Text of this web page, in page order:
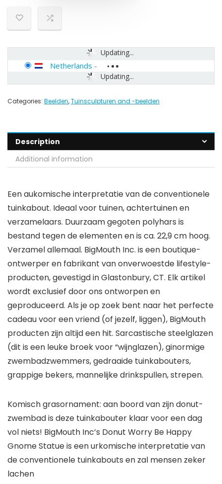
Updating...
Updating...
Netherlands -
Categories: Beelden,Tuinsculpturen and -beelden
Description
Additional information
Een aukomische interpretatie van de conventionele
tuinkabout. Ideaal voor tuinen, achtertuinen en
verzamelaars. Duurzaam gegoten polyhars is
bestand tegen de elementen en is ca. 22,9 cm hoog.
Verzamel allemaal. BigMouth Inc. is een boutique-
ontwerper en fabrikant van onverwoestde lifestyle-
producten, gevestigd in Glastonbury, CT. Elk artikel
wordt exclusief door ons ontworpen en
geproduceerd. Als je op zoek bent naar het perfecte
cadeau voor een vriend (of jezelf, liggen), BigMouth
producten zijn altijd een hit. Sarcastische steelglazen
(dit is een leuke broek voor “wijnglazen), ginormige
zwembadzwemmers, gedraaide tuinkabouters,
grappige bekers, mannelijke drinkspullen, strepen.
Komisch grasornament: aan boord van zijn donut-
zwembad is deze tuinkabouter klaar voor een dag
vol niets! BigMouth Inc’s Donut Worry Be Happy
Gnome Statue is een urkomische interpretatie van
de conventionele tuinkabouts en zal mensen zeker
lachen